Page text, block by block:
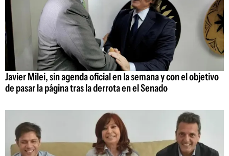
Javier Milei, sin agenda oficial en la semana y con el objetivo
de pasar la página tras la derrota en el Senado